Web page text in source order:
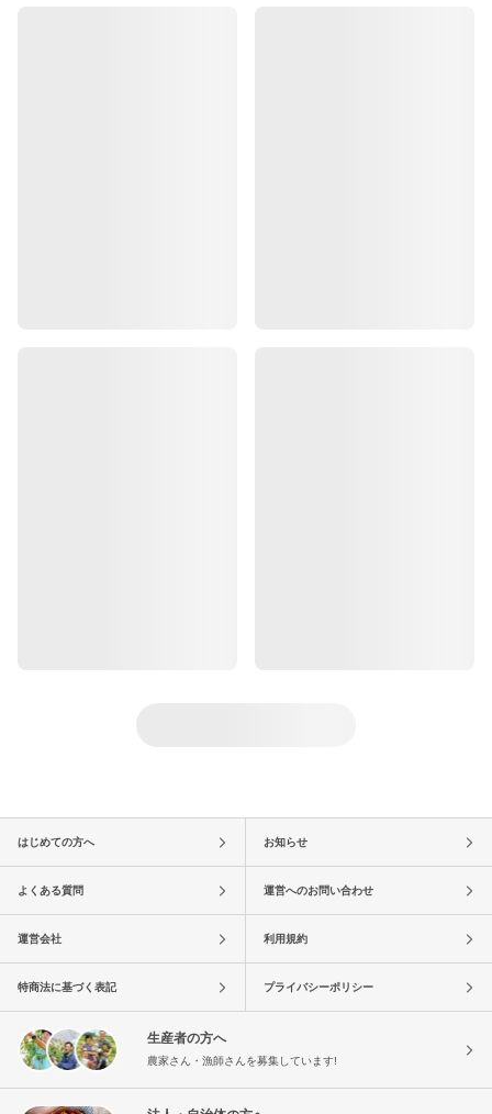
はじめての方へ お知らせ
よくある質問 運営へのお問い合わせ
運営会社 利用規約
特商法に基づく表記 プライバシーポリシー
生産者の方へ
農家さん・漁師さんを募集しています!